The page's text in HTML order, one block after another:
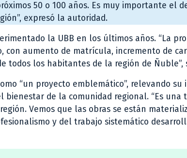
50 o 100 años. Es muy importante el
expresó la autoridad.
la UBB en los últimos años. “La
con aumento de matrícula, incremento de
todos los habitantes de la región de Ñuble”,
“un proyecto emblemático”, relevando su
de la comunidad regional. “Es una
Vemos que las obras se están
y del trabajo sistemático